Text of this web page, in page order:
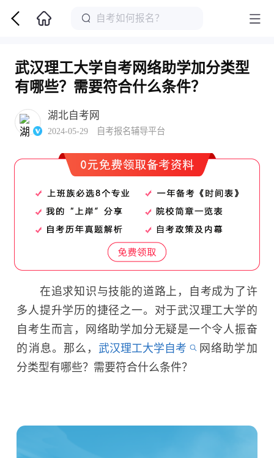
武汉理工大学自考网络助学加分类型
有哪些？需要符合什么条件？
湖北自考网
2024-05-29 自考报名辅导平台
在追求知识与技能的道路上，自考成为了许
多人提升学历的捷径之一。对于武汉理工大学的
自考生而言，网络助学加分无疑是一个令人振奋
的消息。那么， 武汉理工大学自考
网络助学加
分类型有哪些？需要符合什么条件？